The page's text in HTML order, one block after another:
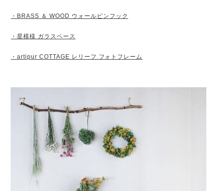
・BRASS ＆ WOOD ウォールピンフック
・星模様 ガラスベース
・artipur COTTAGE レリーフ フォトフレーム